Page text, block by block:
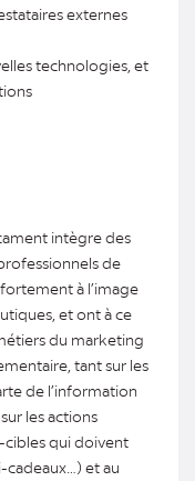
externes
technologies, et
intègre des
de
à l’image
et ont à ce
du marketing
tant sur les
de l’information
les actions
cibles qui doivent
cadeaux…) et au